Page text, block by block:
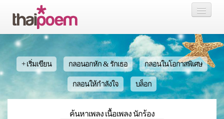
หน้าแรก
กลอน
เรื่องสั้น นิยาย
+ เริ่มเขียน กลอนอกหัก & รักเธอ กลอนในโอกาสพิเศษ
กลอนให้กำลังใจ บล็อก
ค้นหาเพลง เนื้อเพลง นักร้อง